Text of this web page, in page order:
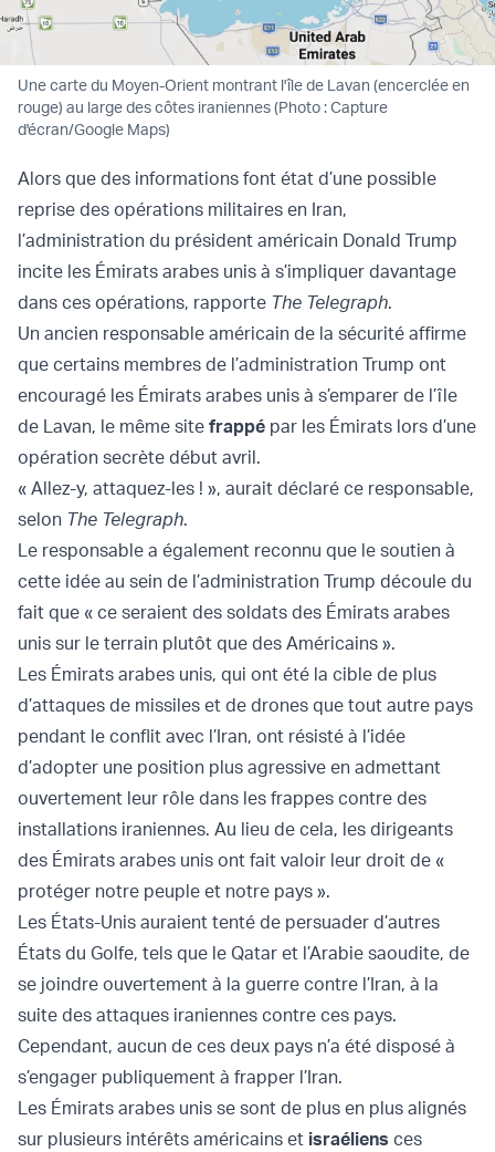
Une carte du Moyen-Orient montrant l'île de Lavan (encerclée en
rouge) au large des côtes iraniennes (Photo : Capture
d'écran/Google Maps)
Alors que des informations font état d’une possible
reprise des opérations militaires en Iran,
l’administration du président américain Donald Trump
incite les Émirats arabes unis à s’impliquer davantage
dans ces opérations, rapporte The Telegraph.
Un ancien responsable américain de la sécurité affirme
que certains membres de l’administration Trump ont
encouragé les Émirats arabes unis à s’emparer de l’île
de Lavan, le même site frappé par les Émirats lors d’une
opération secrète début avril.
« Allez-y, attaquez-les ! », aurait déclaré ce responsable,
selon The Telegraph.
Le responsable a également reconnu que le soutien à
cette idée au sein de l’administration Trump découle du
fait que « ce seraient des soldats des Émirats arabes
unis sur le terrain plutôt que des Américains ».
Les Émirats arabes unis, qui ont été la cible de plus
d’attaques de missiles et de drones que tout autre pays
pendant le conflit avec l’Iran, ont résisté à l’idée
d’adopter une position plus agressive en admettant
ouvertement leur rôle dans les frappes contre des
installations iraniennes. Au lieu de cela, les dirigeants
des Émirats arabes unis ont fait valoir leur droit de «
protéger notre peuple et notre pays ».
Les États-Unis auraient tenté de persuader d’autres
États du Golfe, tels que le Qatar et l’Arabie saoudite, de
se joindre ouvertement à la guerre contre l’Iran, à la
suite des attaques iraniennes contre ces pays.
Cependant, aucun de ces deux pays n’a été disposé à
s’engager publiquement à frapper l’Iran.
Les Émirats arabes unis se sont de plus en plus alignés
sur plusieurs intérêts américains et israéliens ces